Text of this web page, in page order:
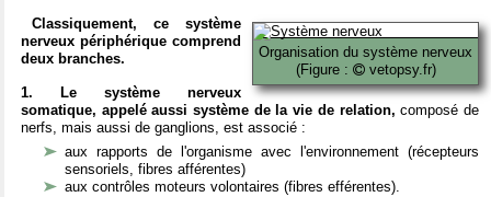
Organisation du système nerveux
(Figure :
vetopsy.fr)
Classiquement, ce système
nerveux périphérique comprend
deux branches.
1. Le système nerveux
somatique, appelé aussi système de la vie de relation, composé de
nerfs, mais aussi de ganglions, est associé :
aux rapports de l'organisme avec l'environnement (récepteurs
sensoriels, fibres afférentes)
aux contrôles moteurs volontaires (fibres efférentes).